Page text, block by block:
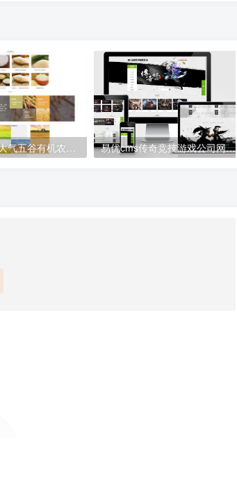
易优cms传奇竞技游戏公司网站模板源码 带手机端